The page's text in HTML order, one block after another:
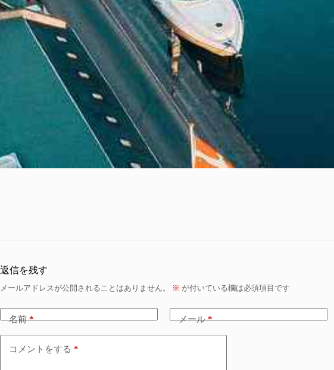
返信を残す
メールアドレスが公開されることはありません。 ※ が付いている欄は必須項目です
名前* メール*
コメントをする *